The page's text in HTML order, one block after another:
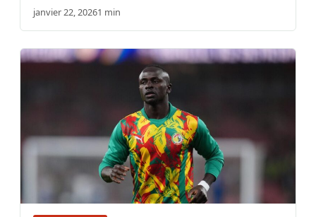
janvier 22, 20261 min